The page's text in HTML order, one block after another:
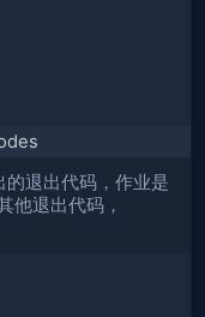
退出代码，作业是
他退出代码，